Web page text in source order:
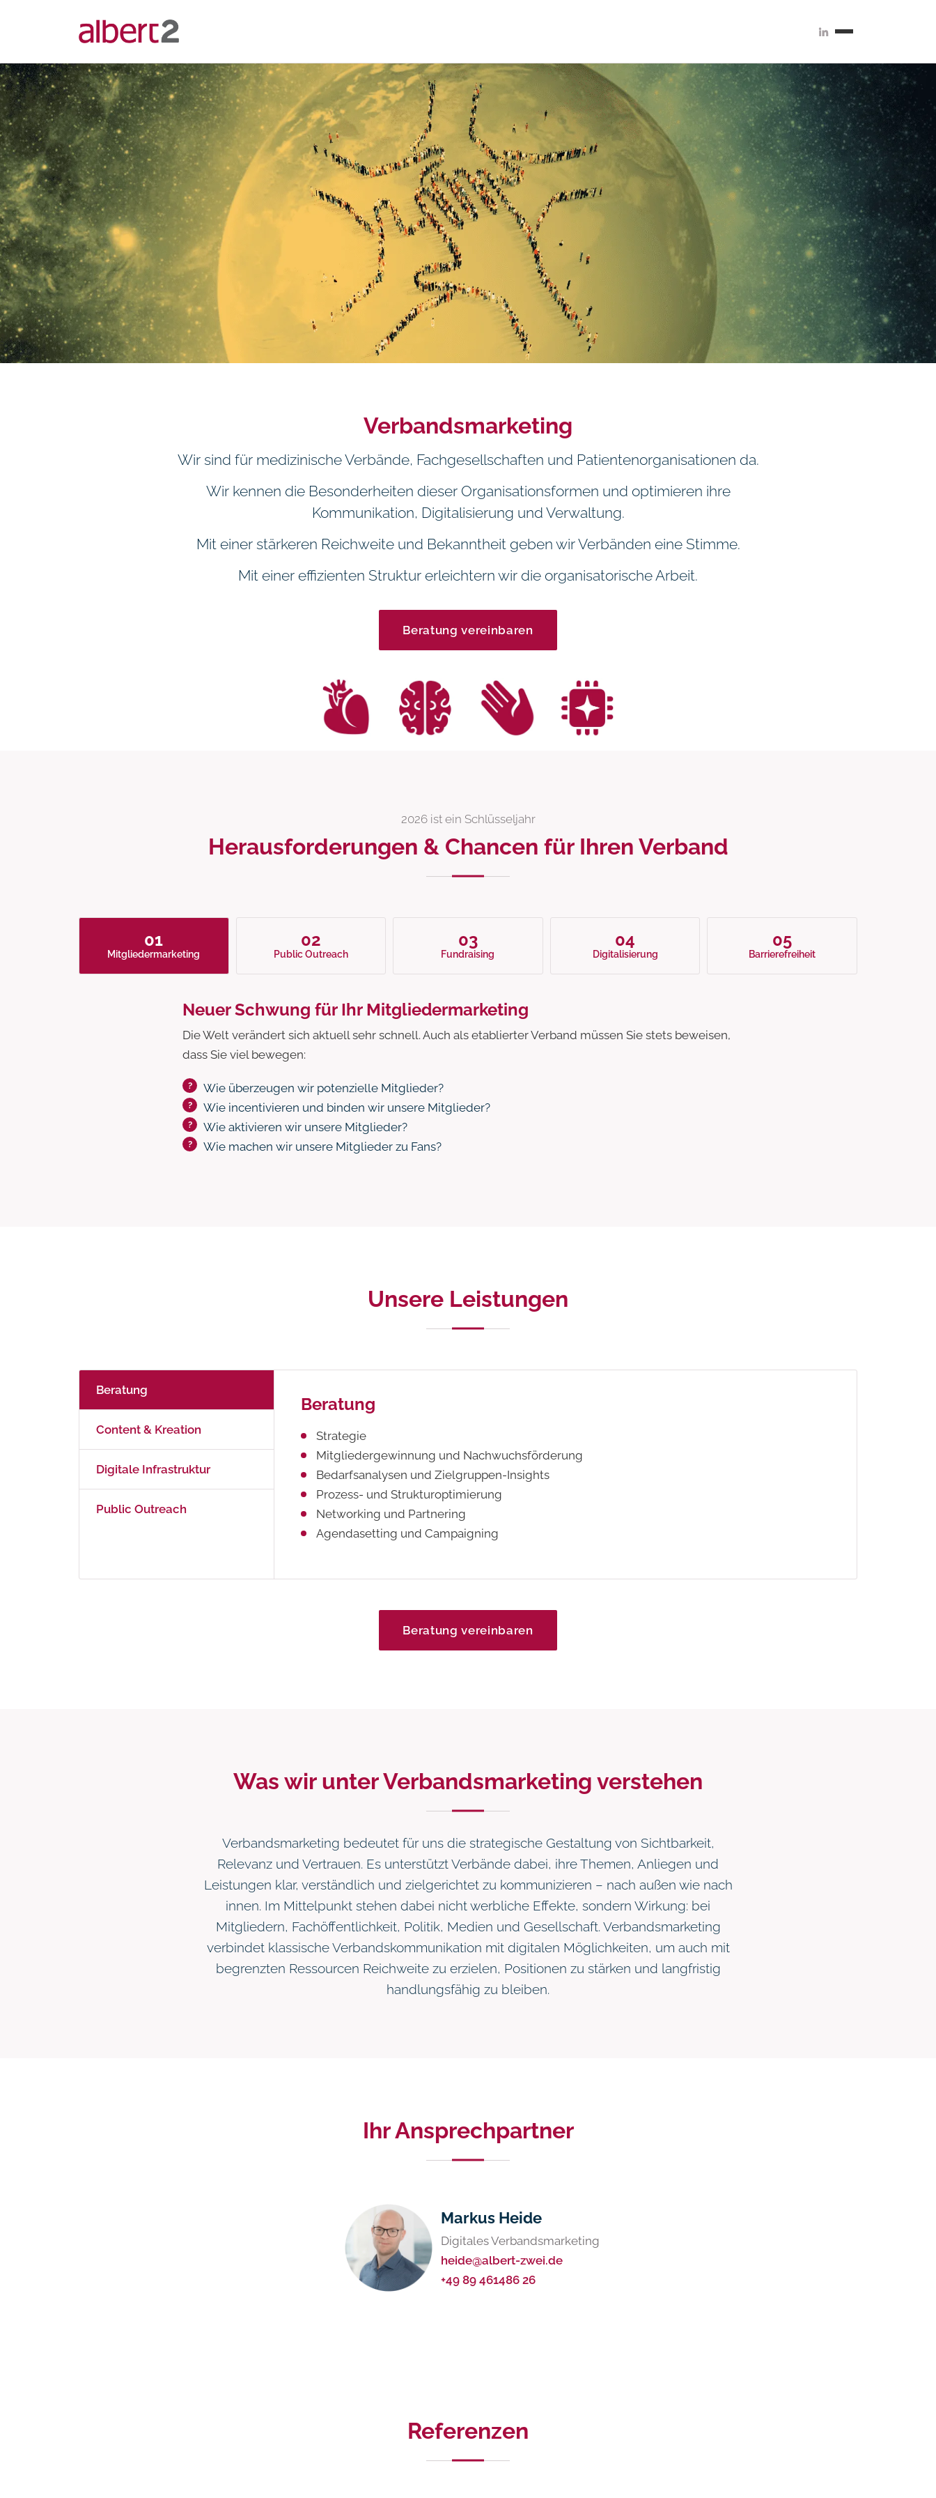
Verbandsmarketing
Wir sind für medizinische Verbände, Fachgesellschaften und Patientenorganisationen da.
Wir kennen die Besonderheiten dieser Organisationsformen und optimieren ihre
Kommunikation, Digitalisierung und Verwaltung.
Mit einer stärkeren Reichweite und Bekanntheit geben wir Verbänden eine Stimme.
Mit einer effizienten Struktur erleichtern wir die organisatorische Arbeit.
Beratung vereinbaren
2026 ist ein Schlüsseljahr
Herausforderungen & Chancen für Ihren Verband
01
Mitglieder­marketing
02
Public Outreach
03
Fundraising
04
Digitali­sierung
05
Barriere­freiheit
Neuer Schwung für Ihr Mitgliedermarketing
Die Welt verändert sich aktuell sehr schnell. Auch als etablierter Verband müssen Sie stets beweisen,
dass Sie viel bewegen:
Wie überzeugen wir potenzielle Mitglieder?
Wie incentivieren und binden wir unsere Mitglieder?
Wie aktivieren wir unsere Mitglieder?
Wie machen wir unsere Mitglieder zu Fans?
Unsere Leistungen
Beratung
Content & Kreation
Digitale Infrastruktur
Public Outreach
Beratung
Strategie
Mitgliedergewinnung und Nachwuchsförderung
Bedarfsanalysen und Zielgruppen-Insights
Prozess- und Strukturoptimierung
Networking und Partnering
Agendasetting und Campaigning
Beratung vereinbaren
Was wir unter Verbandsmarketing verstehen
Verbandsmarketing bedeutet für uns die strategische Gestaltung von Sichtbarkeit,
Relevanz und Vertrauen. Es unterstützt Verbände dabei, ihre Themen, Anliegen und
Leistungen klar, verständlich und zielgerichtet zu kommunizieren – nach außen wie nach
innen. Im Mittelpunkt stehen dabei nicht werbliche Effekte, sondern Wirkung: bei
Mitgliedern, Fachöffentlichkeit, Politik, Medien und Gesellschaft. Verbandsmarketing
verbindet klassische Verbandskommunikation mit digitalen Möglichkeiten, um auch mit
begrenzten Ressourcen Reichweite zu erzielen, Positionen zu stärken und langfristig
handlungsfähig zu bleiben.
Ihr Ansprechpartner
Markus Heide
Digitales Verbandsmarketing
heide@albert-zwei.de
+49 89 461486 26
Referenzen